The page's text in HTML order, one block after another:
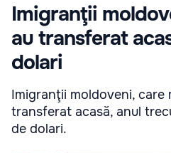
Imigranţii
au transferat
dolari
Imigranţii moldoveni, care
transferat acasă, anul
de dolari.